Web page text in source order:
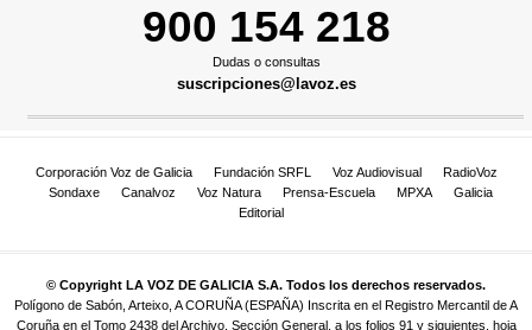
900 154 218
Dudas o consultas
suscripciones@lavoz.es
Corporación Voz de Galicia Fundación SRFL Voz Audiovisual
RadioVoz
Sondaxe
Canalvoz Voz Natura Prensa-Escuela MPXA
Galicia
Editorial
© Copyright LA VOZ DE GALICIA S.A. Todos los derechos reservados.
Polígono de Sabón, Arteixo, A CORUÑA (ESPAÑA) Inscrita en el Registro Mercantil de A
Coruña en el Tomo 2438 del Archivo, Sección General, a los folios 91 y siguientes, hoja